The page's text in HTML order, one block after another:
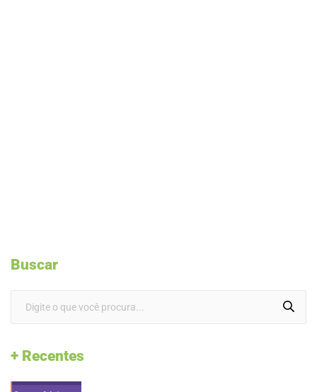
Buscar
+ Recentes